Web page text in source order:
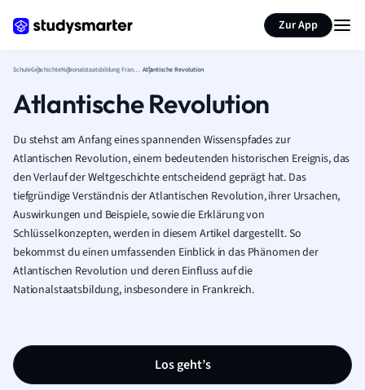
Zur App
SchuleGeschichte Nationalstaatsbildung Frankreich Atlantische Revolution
Atlantische Revolution
Du stehst am Anfang eines spannenden Wissenspfades zur
Atlantischen Revolution, einem bedeutenden historischen Ereignis, das
den Verlauf der Weltgeschichte entscheidend geprägt hat. Das
tiefgründige Verständnis der Atlantischen Revolution, ihrer Ursachen,
Auswirkungen und Beispiele, sowie die Erklärung von
Schlüsselkonzepten, werden in diesem Artikel dargestellt. So
bekommst du einen umfassenden Einblick in das Phänomen der
Atlantischen Revolution und deren Einfluss auf die
Nationalstaatsbildung, insbesondere in Frankreich.
Los geht’s
Seite zusammenfassen